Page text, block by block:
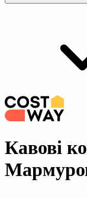
Кавові